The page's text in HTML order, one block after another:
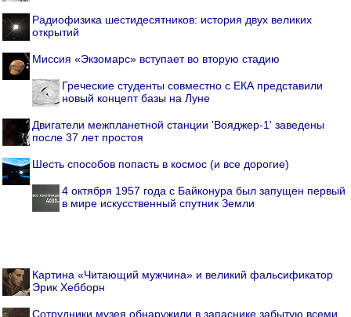
Радиофизика шестидесятников: история двух великих
открытий
Миссия «Экзомарс» вступает во вторую стадию
Греческие студенты совместно с ЕКА представили
новый концепт базы на Луне
Двигатели межпланетной станции 'Вояджер-1' заведены
после 37 лет простоя
Шесть способов попасть в космос (и все дорогие)
4 октября 1957 года с Байконура был запущен первый
в мире искусственный спутник Земли
Картина «Читающий мужчина» и великий фальсификатор
Эрик Хебборн
Cотрудники музея обнаружили в запаснике забытую всеми